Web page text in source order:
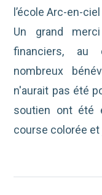
l’école Arc-en-
Un grand
financiers, au
nombreux
n'aurait pas été
soutien ont été
course colorée et